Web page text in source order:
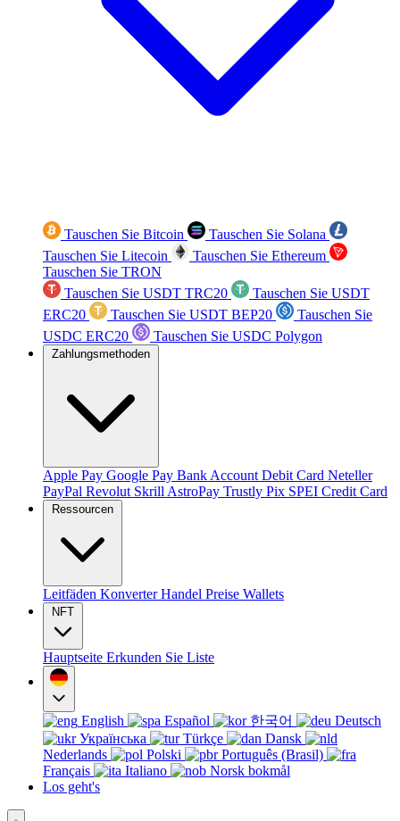
Tauschen Sie Bitcoin
Tauschen Sie Solana
Tauschen Sie Litecoin
Tauschen Sie Ethereum
Tauschen Sie TRON
Tauschen Sie USDT TRC20
Tauschen Sie USDT
ERC20
Tauschen Sie USDT BEP20
Tauschen Sie
USDC ERC20
Tauschen Sie USDC Polygon
Zahlungsmethoden
Apple Pay Google Pay Bank Account Debit Card Neteller
PayPal Revolut Skrill AstroPay Trustly Pix SPEI Credit Card
Ressourcen
Leitfäden KonverterHandel Preise Wallets
NFT
Hauptseite Erkunden Sie Liste
English Español 한국어
Deutsch
Українська
Türkçe
Dansk
Nederlands
Polski
Português (Brasil)
Français
Italiano
Norsk bokmål
Los geht's